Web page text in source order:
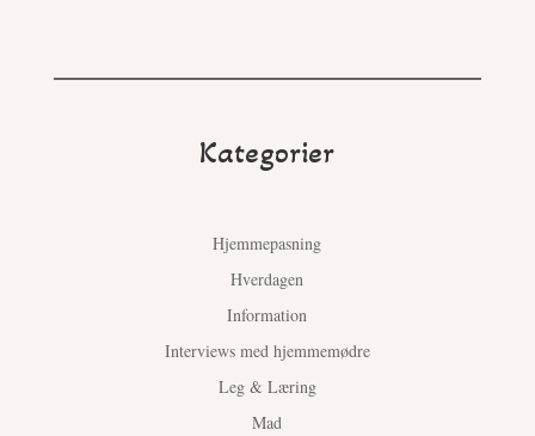
Kategorier
Hjemmepasning
Hverdagen
Information
Interviews med hjemmemødre
Leg & Læring
Mad